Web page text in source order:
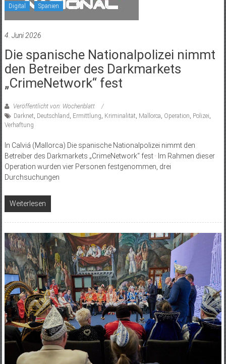
Digital Spanien
4. Juni 2026
Die spanische Nationalpolizei nimmt
den Betreiber des Darkmarkets
„CrimeNetwork“ fest
Veröffentlicht von: Wochenblatt
Darknet, Deutschland , Ermittlung, Kriminalität, Mallorca, Operation, Polizei,
Verhaftung
In Calviá (Mallorca) Die spanische Nationalpolizei nimmt den
Betreiber des Darkmarkets „CrimeNetwork“ fest · Im Rahmen dieser
Operation wurden vier Personen festgenommen, drei
Durchsuchungen
Weiterlesen